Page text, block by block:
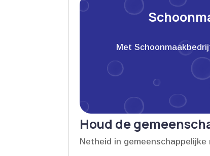
Met
Houd de
Netheid in